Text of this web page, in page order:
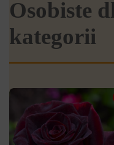
Osobiste
kategorii